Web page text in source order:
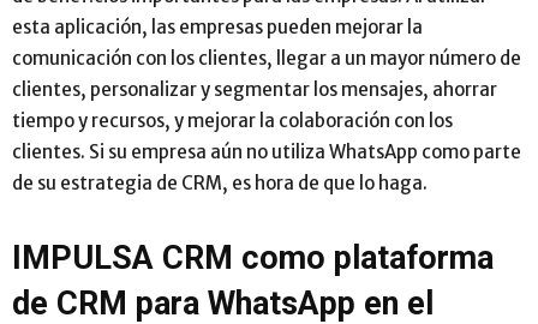
esta aplicación, las empresas pueden mejorar la
comunicación con los clientes, llegar a un mayor número de
clientes, personalizar y segmentar los mensajes, ahorrar
tiempo y recursos, y mejorar la colaboración con los
clientes. Si su empresa aún no utiliza WhatsApp como parte
de su estrategia de CRM, es hora de que lo haga.
IMPULSA CRM como plataforma
de CRM para WhatsApp en el